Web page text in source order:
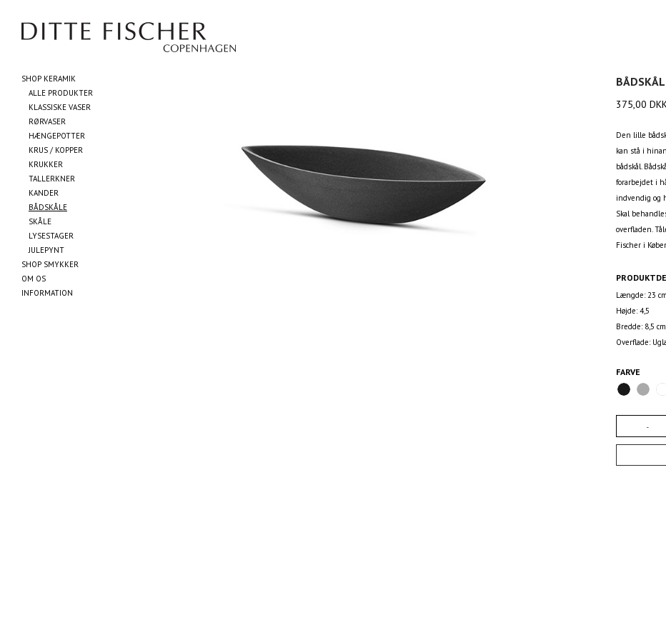
SHOP KERAMIK
ALLE PRODUKTER
KLASSISKE VASER
RØRVASER
HÆNGEPOTTER
KRUS / KOPPER
KRUKKER
TALLERKNER
KANDER
BÅDSKÅLE
SKÅLE
LYSESTAGER
JULEPYNT
SHOP SMYKKER
OM OS
INFORMATION
375,00
Den lille
kan stå i
bådskål.
forarbejdet i
indvendig og
Skal
overfladen.
Fischer i
Længde: 23 cm
Højde: 4,5
Bredde: 8,5 cm
Overflade:
FARVE